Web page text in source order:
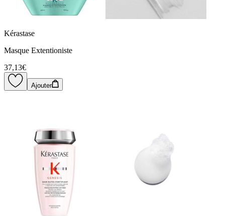
Kérastase
Masque Extentioniste
37,13€
Ajouter